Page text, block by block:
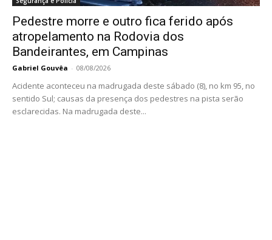
Pedestre morre e outro fica ferido após
atropelamento na Rodovia dos
Bandeirantes, em Campinas
Gabriel Gouvêa - 08/08/2026
Acidente aconteceu na madrugada deste sábado (8), no km 95, no
sentido Sul; causas da presença dos pedestres na pista serão
esclarecidas. Na madrugada deste...